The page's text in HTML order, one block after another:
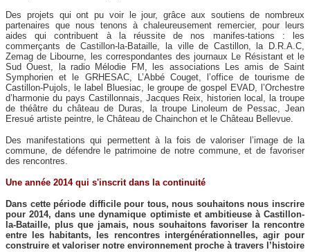
Des projets qui ont pu voir le jour, grâce aux soutiens de nombreux
partenaires que nous tenons à chaleureusement remercier, pour leurs
aides qui contribuent à la réussite de nos manifes-tations : les
commerçants de Castillon-la-Bataille, la ville de Castillon, la D.R.A.C,
Zemag de Libourne, les correspondantes des journaux Le Résistant et le
Sud Ouest, la radio Mélodie FM, les associations Les amis de Saint
Symphorien et le GRHESAC, L’Abbé Couget, l’office de tourisme de
Castillon-Pujols, le label Bluesiac, le groupe de gospel EVAD, l’Orchestre
d’harmonie du pays Castillonnais, Jacques Reix, historien local, la troupe
de théâtre du château de Duras, la troupe Linoleum de Pessac, Jean
Eresué artiste peintre, le Château de Chainchon et le Château Bellevue.
Des manifestations qui permettent à la fois de valoriser l’image de la
commune, de défendre le patrimoine de notre commune, et de favoriser
des rencontres.
Une année 2014 qui s'inscrit dans la continuité
Dans cette période difficile pour tous, nous souhaitons nous inscrire
pour 2014, dans une dynamique optimiste et ambitieuse à Castillon-
la-Bataille, plus que jamais, nous souhaitons favoriser la rencontre
entre les habitants, les rencontres intergénérationnelles, agir pour
construire et valoriser notre environnement proche à travers l’histoire